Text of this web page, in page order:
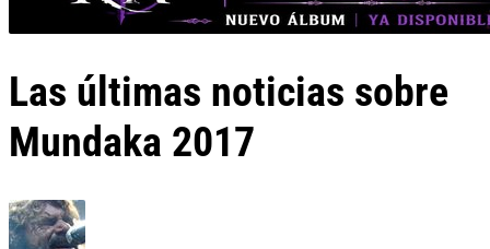
Las últimas noticias sobre
Mundaka 2017